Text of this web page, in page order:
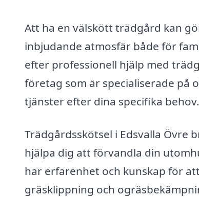
Att ha en välskött trädgård kan
inbjudande atmosfär både för
efter professionell hjälp med
företag som är specialiserade på
tjänster efter dina specifika behov.
Trädgårdsskötsel i Edsvalla
hjälpa dig att förvandla din
har erfarenhet och kunskap för
gräsklippning och